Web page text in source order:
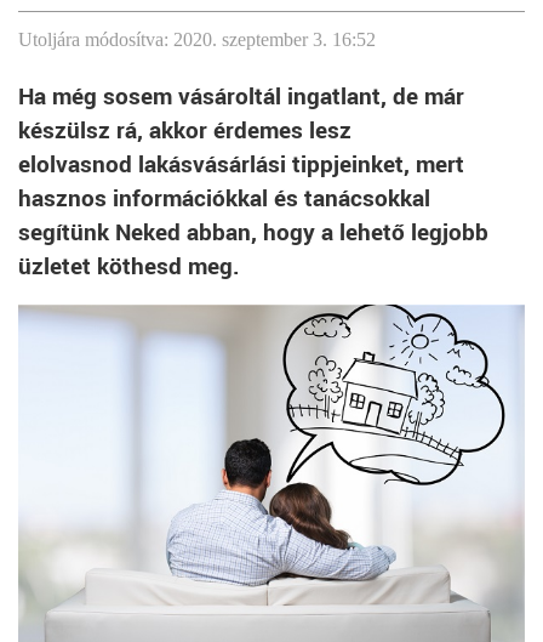
Utoljára módosítva: 2020. szeptember 3. 16:52
Ha még sosem vásároltál ingatlant, de már
készülsz rá, akkor érdemes lesz
elolvasnod lakásvásárlási tippjeinket, mert
hasznos információkkal és tanácsokkal
segítünk Neked abban, hogy a lehető legjobb
üzletet köthesd meg.